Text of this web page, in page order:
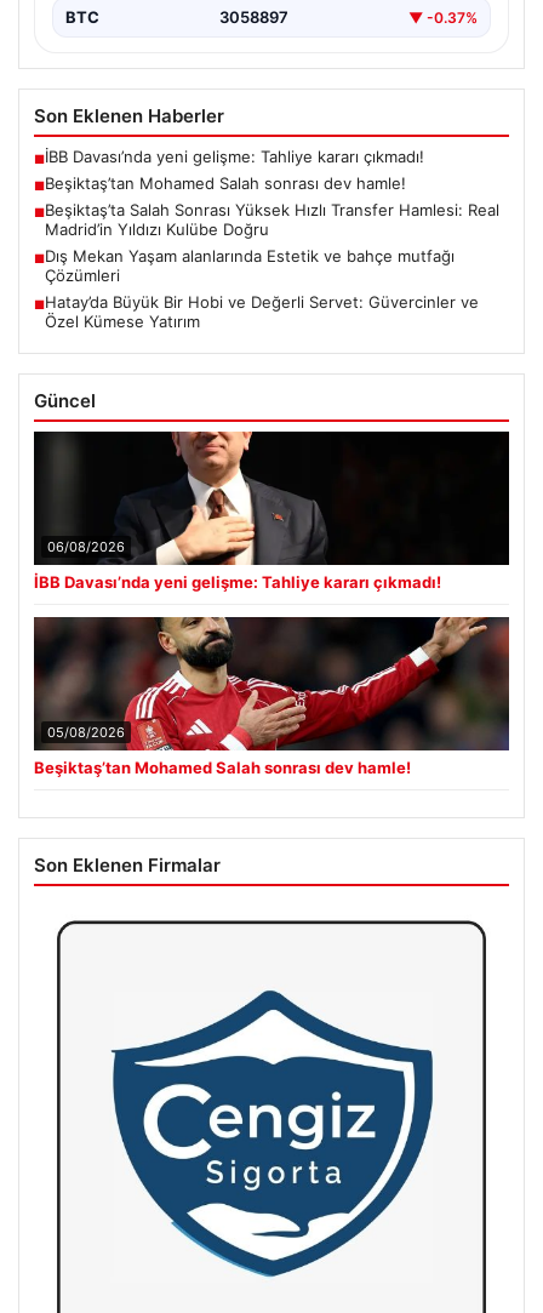
BTC 3058897 ▼ -0.37%
Son Eklenen Haberler
■İBB Davası’nda yeni gelişme: Tahliye kararı çıkmadı!
■Beşiktaş’tan Mohamed Salah sonrası dev hamle!
■Beşiktaş’ta Salah Sonrası Yüksek Hızlı Transfer Hamlesi: Real
Madrid’in Yıldızı Kulübe Doğru
■Dış Mekan Yaşam alanlarında Estetik ve bahçe mutfağı
Çözümleri
■Hatay’da Büyük Bir Hobi ve Değerli Servet: Güvercinler ve
Özel Kümese Yatırım
Güncel
06/08/2026
İBB Davası’nda yeni gelişme: Tahliye kararı çıkmadı!
05/08/2026
Beşiktaş’tan Mohamed Salah sonrası dev hamle!
Son Eklenen Firmalar